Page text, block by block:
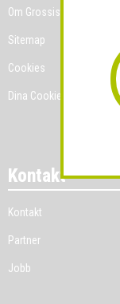
Om Grossist.se
Sitemap
Cookies
Dina Cookie-prefenser
Kontakt
Kontakt
Partner
Jobb